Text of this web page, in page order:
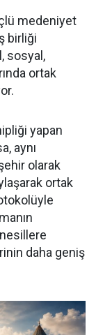
medeniyet
birliği
sosyal,
ortak
yapan
aynı
olarak
ortak
daha geniş